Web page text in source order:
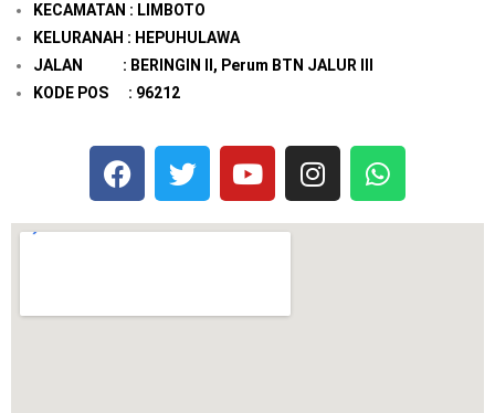
KECAMATAN : LIMBOTO
KELURANAH : HEPUHULAWA
JALAN : BERINGIN II, Perum BTN JALUR III
KODE POS : 96212